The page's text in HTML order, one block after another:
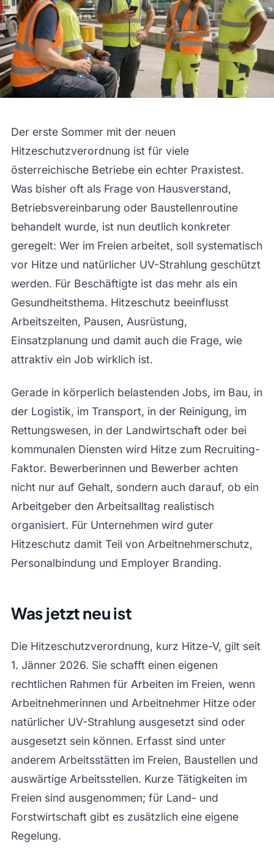
Der erste Sommer mit der neuen
Hitzeschutzverordnung ist für viele
österreichische Betriebe ein echter Praxistest.
Was bisher oft als Frage von Hausverstand,
Betriebsvereinbarung oder Baustellenroutine
behandelt wurde, ist nun deutlich konkreter
geregelt: Wer im Freien arbeitet, soll systematisch
vor Hitze und natürlicher UV-Strahlung geschützt
werden. Für Beschäftigte ist das mehr als ein
Gesundheitsthema. Hitzeschutz beeinflusst
Arbeitszeiten, Pausen, Ausrüstung,
Einsatzplanung und damit auch die Frage, wie
attraktiv ein Job wirklich ist.
Gerade in körperlich belastenden Jobs, im Bau, in
der Logistik, im Transport, in der Reinigung, im
Rettungswesen, in der Landwirtschaft oder bei
kommunalen Diensten wird Hitze zum Recruiting-
Faktor. Bewerberinnen und Bewerber achten
nicht nur auf Gehalt, sondern auch darauf, ob ein
Arbeitgeber den Arbeitsalltag realistisch
organisiert. Für Unternehmen wird guter
Hitzeschutz damit Teil von Arbeitnehmerschutz,
Personalbindung und Employer Branding.
Was jetzt neu ist
Die Hitzeschutzverordnung, kurz Hitze-V, gilt seit
1. Jänner 2026. Sie schafft einen eigenen
rechtlichen Rahmen für Arbeiten im Freien, wenn
Arbeitnehmerinnen und Arbeitnehmer Hitze oder
natürlicher UV-Strahlung ausgesetzt sind oder
ausgesetzt sein können. Erfasst sind unter
anderem Arbeitsstätten im Freien, Baustellen und
auswärtige Arbeitsstellen. Kurze Tätigkeiten im
Freien sind ausgenommen; für Land- und
Forstwirtschaft gibt es zusätzlich eine eigene
Regelung.